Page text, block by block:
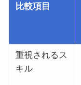
比較項目
重視されるス
キル